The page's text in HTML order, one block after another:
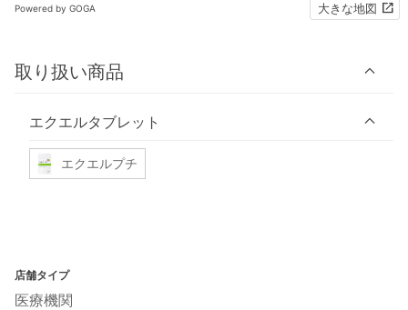
Powered by GOGA 大きな地図
取り扱い商品
エクエルタブレット
エクエルプチ
店舗タイプ
医療機関